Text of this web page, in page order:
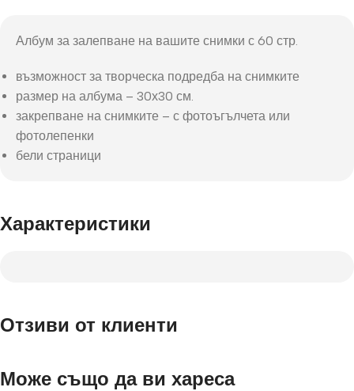
Албум за залепване на вашите снимки с 60 стр.
възможност за творческа подредба на снимките
размер на албума – 30х30 см.
закрепване на снимките – с фотоъгълчета или
фотолепенки
бели страници
Характеристики
Отзиви от клиенти
Може също да ви хареса